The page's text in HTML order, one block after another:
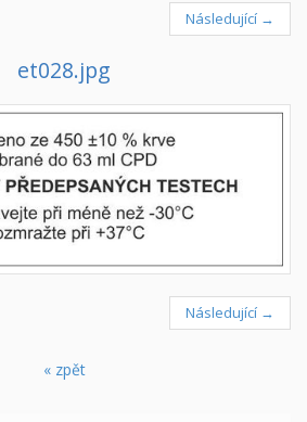
Následující →
et028.jpg
Následující →
« zpět